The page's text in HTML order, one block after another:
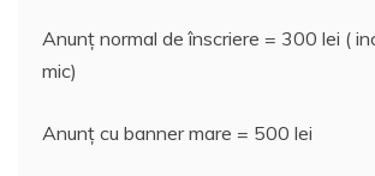
k
Anunț normal de înscriere = 300 lei (
mic)
Anunț cu banner mare = 500 lei